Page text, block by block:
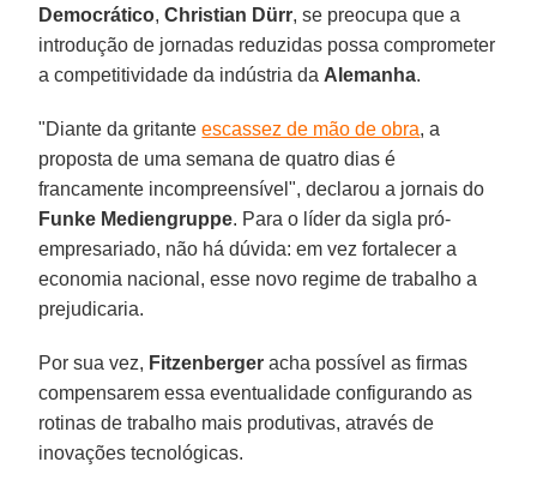
Democrático,Christian Dürr, se preocupa que a
introdução de jornadas reduzidas possa comprometer
a competitividade da indústria da Alemanha.
"Diante da gritanteescassez de mão de obra, a
proposta de uma semana de quatro dias é
francamente incompreensível", declarou a jornais do
Funke Mediengruppe. Para o líder da sigla pró-
empresariado, não há dúvida: em vez fortalecer a
economia nacional, esse novo regime de trabalho a
prejudicaria.
Por sua vez, Fitzenberger acha possível as firmas
compensarem essa eventualidade configurando as
rotinas de trabalho mais produtivas, através de
inovações tecnológicas.